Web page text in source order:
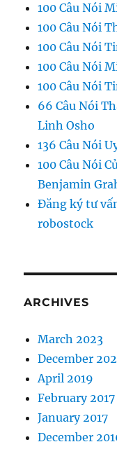
100 Câu Nói
100 Câu Nói
100 Câu Nói
100 Câu Nói
100 Câu Nói
66 Câu Nói
Linh Osho
136 Câu Nói
100 Câu Nói
Benjamin
Đăng ký tư
robostock
ARCHIVES
March 2023
December
April 2019
February 2017
January 2017
December